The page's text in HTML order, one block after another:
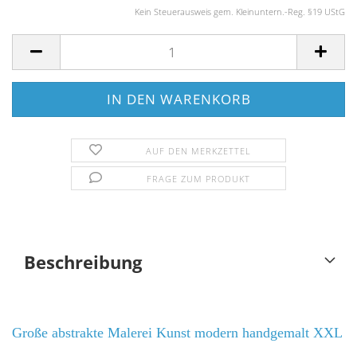
Kein Steuerausweis gem. Kleinuntern.-Reg. §19 UStG
AUF DEN MERKZETTEL
FRAGE ZUM PRODUKT
Beschreibung
Große abstrakte Malerei Kunst modern handgemalt XXL